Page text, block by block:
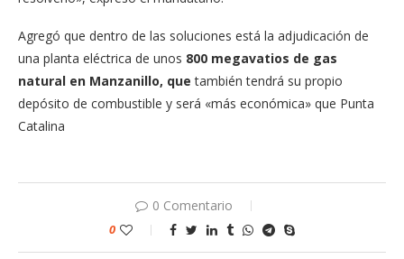
Agregó que dentro de las soluciones está la adjudicación de
una planta eléctrica de unos 800 megavatios de gas
natural en Manzanillo, quetambién tendrá su propio
depósito de combustible y será «más económica» que Punta
Catalina
0 Comentario
0